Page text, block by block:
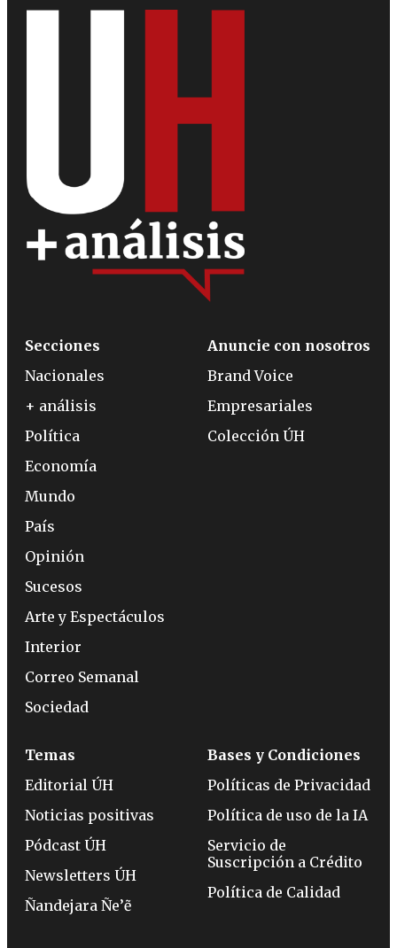
Secciones
Nacionales
+ análisis
Política
Economía
Mundo
País
Opinión
Sucesos
Arte y Espectáculos
Interior
Correo Semanal
Sociedad
Anuncie con nosotros
Brand Voice
Empresariales
Colección ÚH
Temas
Editorial ÚH
Noticias positivas
Pódcast ÚH
Newsletters ÚH
Ñandejara Ñe’ẽ
Bases y Condiciones
Políticas de Privacidad
Política de uso de la IA
Servicio de
Suscripción a Crédito
Política de Calidad